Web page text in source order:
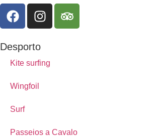
Desporto
Kite surfing
Wingfoil
Surf
Passeios a Cavalo